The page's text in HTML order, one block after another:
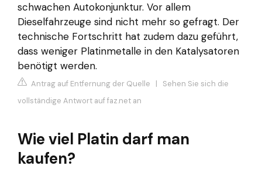
schwachen Autokonjunktur. Vor allem
Dieselfahrzeuge sind nicht mehr so gefragt. Der
technische Fortschritt hat zudem dazu geführt,
dass weniger Platinmetalle in den Katalysatoren
benötigt werden.
Antrag auf Entfernung der Quelle | Sehen Sie sich die
vollständige Antwort auf faz.net an
Wie viel Platin darf man
kaufen?